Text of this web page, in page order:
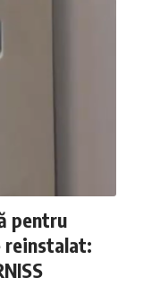
pentru
reinstalat: